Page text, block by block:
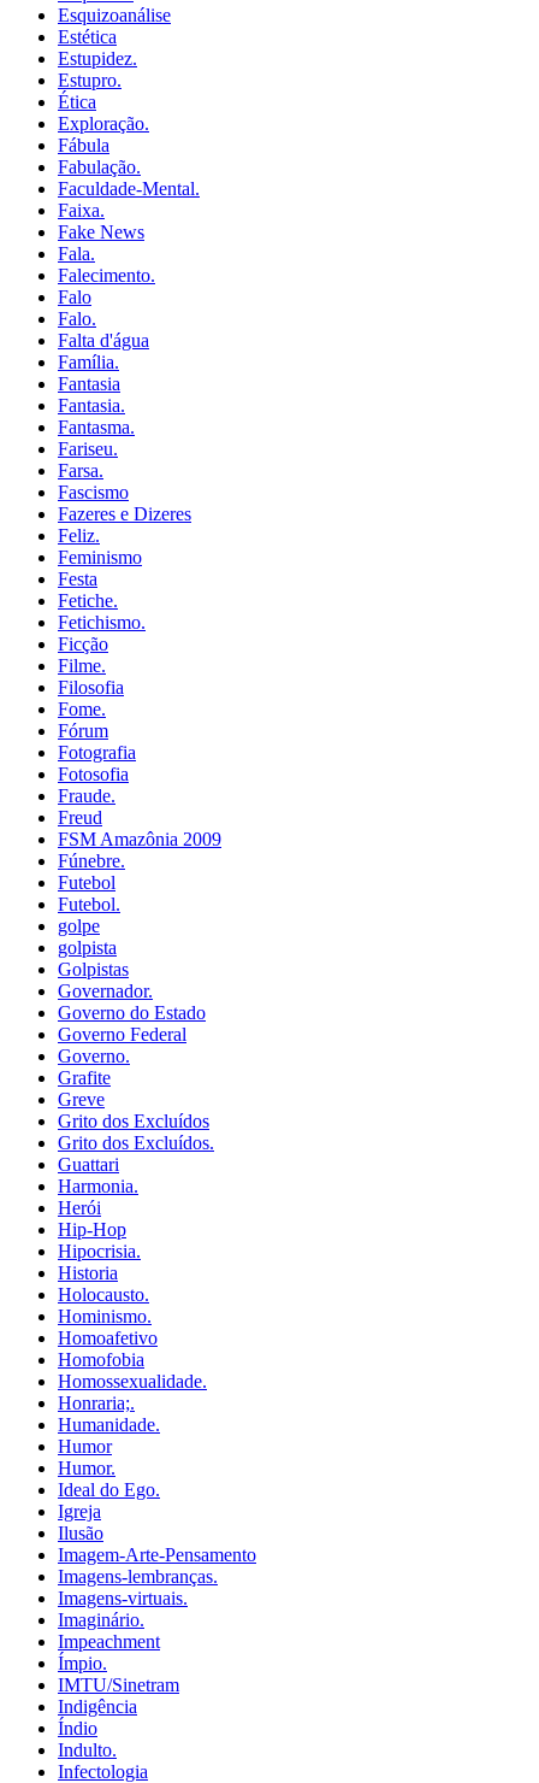
Esquizoanálise
Estética
Estupidez.
Estupro.
Ética
Exploração.
Fábula
Fabulação.
Faculdade-Mental.
Faixa.
Fake News
Fala.
Falecimento.
Falo
Falo.
Falta d'água
Família.
Fantasia
Fantasia.
Fantasma.
Fariseu.
Farsa.
Fascismo
Fazeres e Dizeres
Feliz.
Feminismo
Festa
Fetiche.
Fetichismo.
Ficção
Filme.
Filosofia
Fome.
Fórum
Fotografia
Fotosofia
Fraude.
Freud
FSM Amazônia 2009
Fúnebre.
Futebol
Futebol.
golpe
golpista
Golpistas
Governador.
Governo do Estado
Governo Federal
Governo.
Grafite
Greve
Grito dos Excluídos
Grito dos Excluídos.
Guattari
Harmonia.
Herói
Hip-Hop
Hipocrisia.
Historia
Holocausto.
Hominismo.
Homoafetivo
Homofobia
Homossexualidade.
Honraria;.
Humanidade.
Humor
Humor.
Ideal do Ego.
Igreja
Ilusão
Imagem-Arte-Pensamento
Imagens-lembranças.
Imagens-virtuais.
Imaginário.
Impeachment
Ímpio.
IMTU/Sinetram
Indigência
Índio
Indulto.
Infectologia